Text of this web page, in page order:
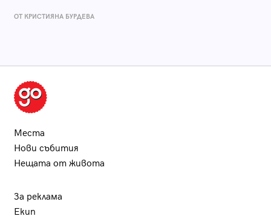
ОТ КРИСТИЯНА БУРДЕВА
Места
Нови събития
Нещата от живота
За реклама
Екип